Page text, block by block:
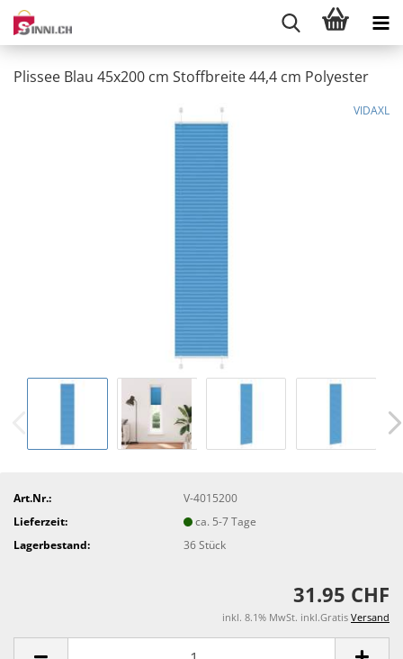
Plissee Blau 45x200 cm Stoffbreite 44,4 cm Polyester
VIDAXL
Art.Nr.:
V-4015200
Lieferzeit:
ca. 5-7 Tage
Lagerbestand:
36Stück
31.95 CHF
inkl. 8.1% MwSt. inkl.Gratis Versand